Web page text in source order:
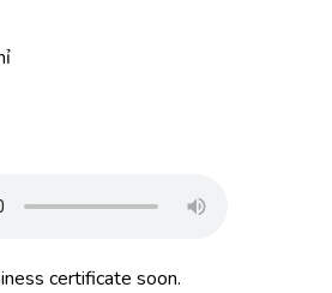
certificate soon.